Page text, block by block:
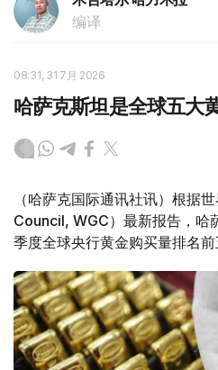
编译
08:31, 31 7月 2026
哈萨克斯坦是全球五大
（哈萨克国际通讯社讯）根据
Council, WGC）最新报告，哈
季度全球央行黄金购买量排名前